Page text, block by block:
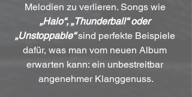
Melodien zu verlieren. Songs wie
„Halo“, „Thunderball“ oder
„Unstoppable“ sind perfekte Beispiele
dafür, was man vom neuen Album
erwarten kann: ein unbestreitbar
angenehmer Klanggenuss.